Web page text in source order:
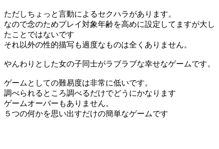
ただしちょっと言動によるセクハラがあります。
なので念のためプレイ対象年齢を高めに設定してますが大し
たことではないです
それ以外の性的描写も過度なものは全くありません。
やんわりとした女の子同士がラブラブな幸せなゲームです。
ゲームとしての難易度は非常に低いです。
調べられるところ調べるだけでどうにかなります
ゲームオーバーもありません。
５つの何かを思い出すだけの簡単なゲームです